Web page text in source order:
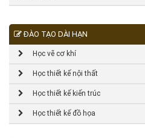
ĐÀO TẠO DÀI HẠN
Học vẽ cơ khí
Học thiết kế nội thất
Học thiết kế kiến trúc
Học thiết kế đồ họa